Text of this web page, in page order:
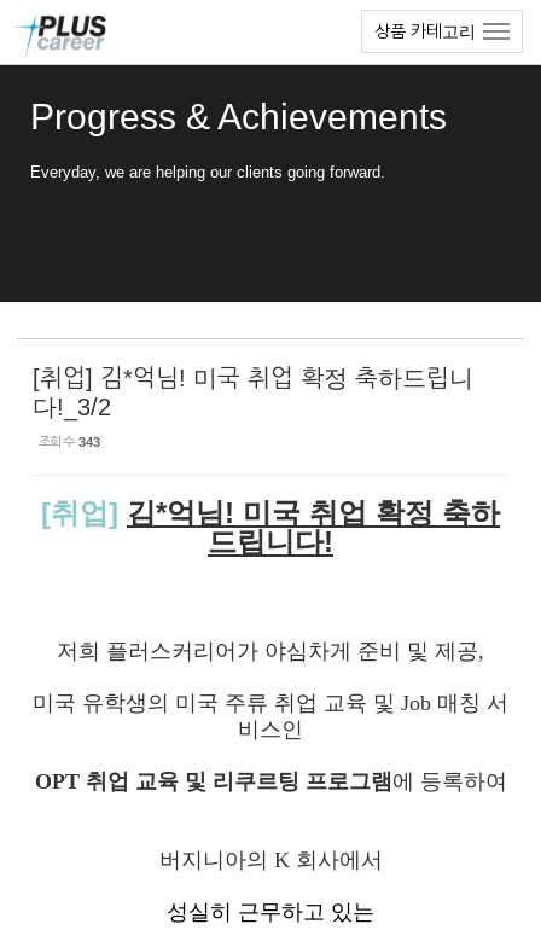
상품 카테고리
Progress & Achievements
Everyday, we are helping our clients going forward.
[취업] 김*억님! 미국 취업 확정 축하드립니
다!_3/2
조회 수 343
[취업] 김*억님! 미국 취업 확정 축하
드립니다!
저희 플러스커리어가 야심차게 준비 및 제공,
미국 유학생의 미국 주류 취업 교육 및 Job 매칭 서
비스인
OPT 취업 교육 및 리쿠르팅 프로그램 에 등록하여
버지니아의 K 회사에서
성실히 근무하고 있는